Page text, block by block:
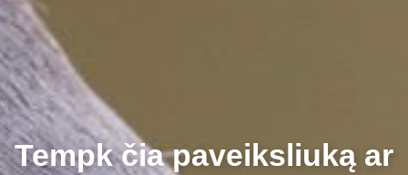
Tempk čia paveiksliuką ar